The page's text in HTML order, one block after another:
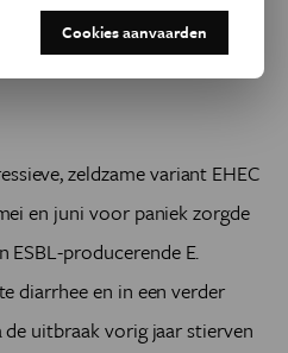
het gevolg zijn. Vooral
of ernstig zieken,
zeldzame variant EHEC
en juni voor paniek zorgde
ESBL-producerende E.
diarrhee en in een verder
uitbraak vorig jaar stierven
Cookies aanvaarden